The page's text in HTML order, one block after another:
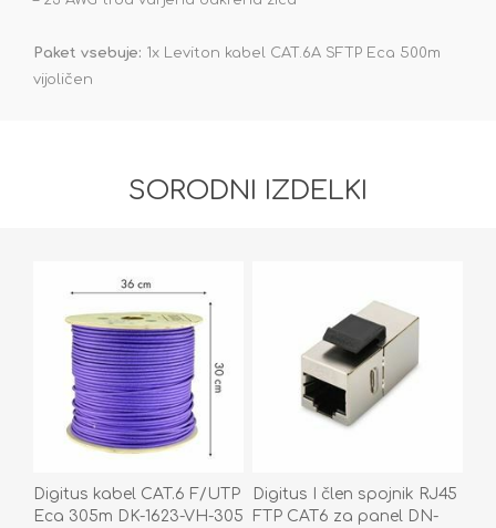
Paket vsebuje: 1x Leviton kabel CAT.6A SFTP Eca 500m
vijoličen
SORODNI IZDELKI
Digitus kabel CAT.6 F/UTP
Eca 305m DK-1623-VH-305
Digitus I člen spojnik RJ45
FTP CAT6 za panel DN-